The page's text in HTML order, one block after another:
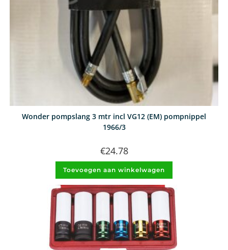
Wonder pompslang 3 mtr incl VG12 (EM) pompnippel
1966/3
€24.78
Toevoegen aan winkelwagen